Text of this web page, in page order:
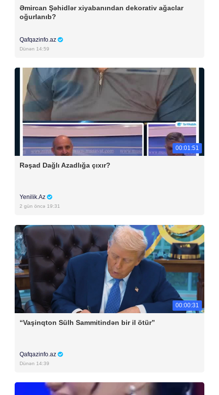
Əmircan Şəhidlər xiyabanından dekorativ ağaclar
oğurlanıb?
Qafqazinfo.az
Dünən 14:59
00:01:51
Rəşad Dağlı Azadlığa çıxır?
Yenilik.Az
2 gün öncə 19:31
00:00:31
“Vaşinqton Sülh Sammitindən bir il ötür”
Qafqazinfo.az
Dünən 14:39